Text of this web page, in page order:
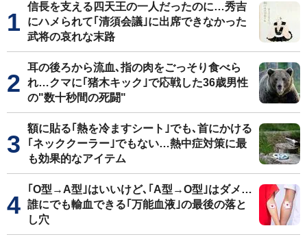
信長を支える四天王の一人だったのに…秀吉
にハメられて｢清須会議｣に出席できなかった
武将の哀れな末路
耳の後ろから流血､指の肉をごっそり食べら
れ…クマに｢猪木キック｣で応戦した36歳男性
の"数十秒間の死闘"
額に貼る｢熱を冷ますシート｣でも､首にかける
｢ネッククーラー｣でもない…熱中症対策に最
も効果的なアイテム
｢O型→A型｣はいいけど､｢A型→O型｣はダメ…
誰にでも輸血できる｢万能血液｣の最後の落と
し穴